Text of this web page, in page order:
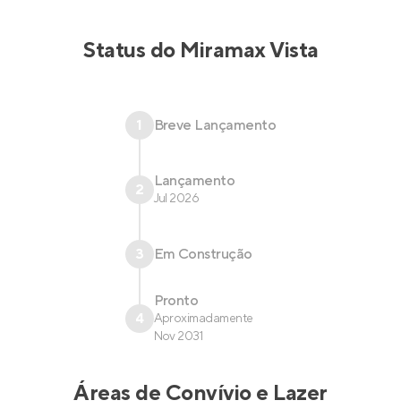
Status do Miramax Vista
1 Breve Lançamento
2 Lançamento
Jul 2026
3 Em Construção
4
Pronto
Aproximadamente
Nov 2031
Áreas de Convívio e Lazer